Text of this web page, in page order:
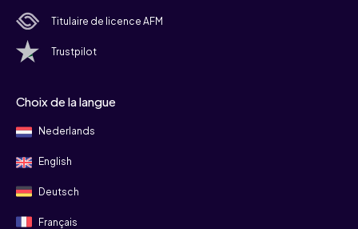
Titulaire de licence AFM
Trustpilot
Choix de la langue
Nederlands
English
Deutsch
Français